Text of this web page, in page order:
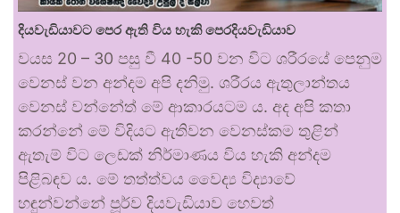
දියවැඩියාවට පෙර ඇති විය හැකි පෙරදියවැඩියාව
වයස 20 – 30 පසු වී 40 -50 වන විට ශරීරයේ පෙනුම
වෙනස් වන අන්දම අපි දනිමු. ශරීරය ඇතුලාන්තය
වෙනස් වන්නේත් මේ ආකාරයටම ය. අද අපි කතා
කරන්නේ මේ විදියට ඇතිවන වෙනස්කම තුළින්
ඇතැම් විට ලෙඩක් නිර්මාණය විය හැකි අන්දම
පිළිබඳව ය. මේ තත්ත්වය වෛද්‍ය විද්‍යාවේ
හඳුන්වන්නේ පූර්ව දියවැඩියාව හෙවත්